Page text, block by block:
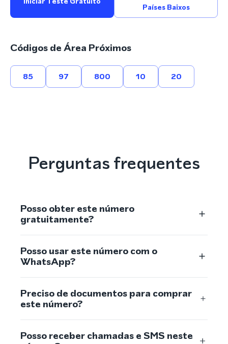
Países Baixos
Códigos de Área Próximos
85 97 800 10 20
Perguntas frequentes
Posso obter este número
gratuitamente?
Posso usar este número com o
WhatsApp?
Preciso de documentos para comprar
este número?
Posso receber chamadas e SMS neste